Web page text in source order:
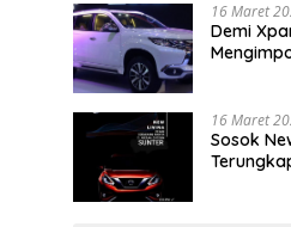
16 Maret
Demi
16 Maret
Sosok